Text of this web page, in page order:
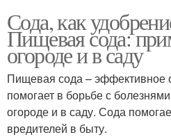
Сода, как
Пищевая сода:
огороде и в саду
Пищевая сода – эффективное
помогает в борьбе с
огороде и в саду. Сода
вредителей в быту.